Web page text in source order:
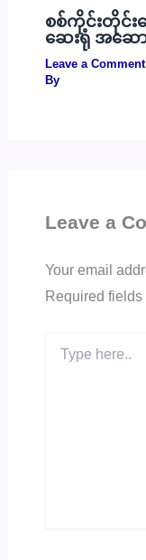
စစ်ကိုင်းတိုင်း
ဆေးရုံ အဆေ
Leave a Comment
By
Leave a
Your email
Required fields
here..